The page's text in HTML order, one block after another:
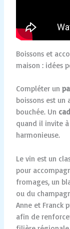
Boissons et
maison : idées
Compléter un
boissons est
bouchée. Un
quand il invite
harmonieuse.
Le vin est un
pour
fromages, un
ou du
Anne et Franck
afin de